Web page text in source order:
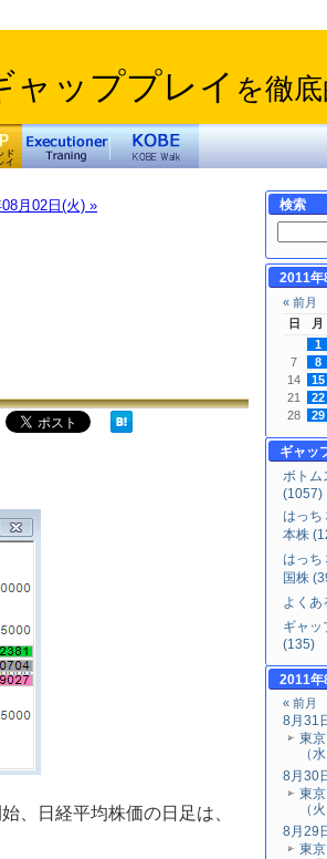
ャッププレイ を徹
月02日(火) »
、日経平均株価の日足は、
検索
2011年
« 前月
日
月
1
7
8
14
15
21
22
28
29
ギャッ
ボトム
(1057)
はっち
本株
はっち
国株
よくあ
ギャッ
(135)
2011年
« 前月
8月31
東
（水
8月30
東
（火
8月29
東